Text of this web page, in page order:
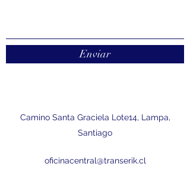
Enviar
Camino Santa Graciela Lote14, Lampa,
Santiago
oficinacentral@transerik.cl